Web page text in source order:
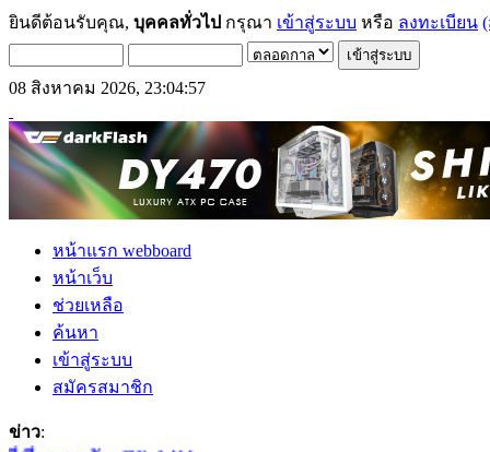
ยินดีต้อนรับคุณ, บุคคลทั่วไป กรุณา เข้าสู่ระบบ หรือ ลงทะเบียน
08 สิงหาคม 2026, 23:04:57
หน้าแรก webboard
หน้าเว็บ
ช่วยเหลือ
ค้นหา
เข้าสู่ระบบ
สมัครสมาชิก
ข่าว: